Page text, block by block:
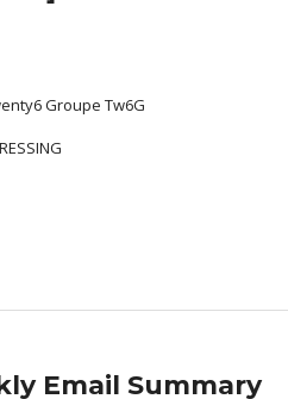
Groupe Tw6G
Email Summary